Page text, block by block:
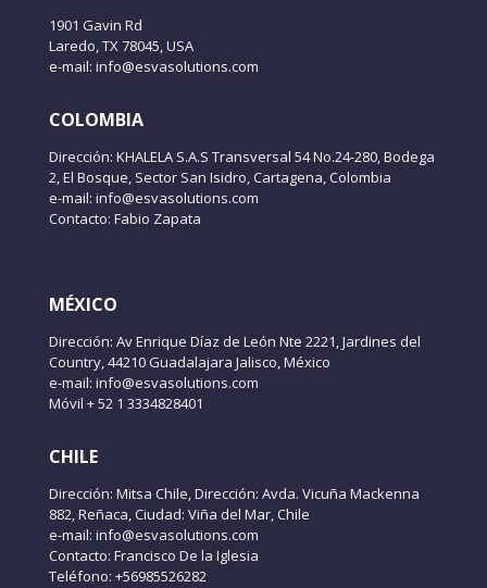
1901 Gavin Rd
Laredo, TX 78045, USA
e-mail: info@esvasolutions.com
COLOMBIA
Dirección: KHALELA S.A.S Transversal 54 No.24-280, Bodega
2, El Bosque, Sector San Isidro, Cartagena, Colombia
e-mail: info@esvasolutions.com
Contacto: Fabio Zapata
MÉXICO
Dirección: Av Enrique Díaz de León Nte 2221, Jardines del
Country, 44210 Guadalajara Jalisco, México
e-mail: info@esvasolutions.com
Móvil + 52 1 3334828401
CHILE
Dirección: Mitsa Chile, Dirección: Avda. Vicuña Mackenna
882, Reñaca, Ciudad: Viña del Mar, Chile
e-mail: info@esvasolutions.com
Contacto: Francisco De la Iglesia
Teléfono: +56985526282